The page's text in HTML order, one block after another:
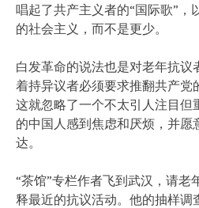
唱起了共产主义者的“国际歌”，
的社会主义，而不是更少。
白发革命的说法也是对老年抗议
着持异议者必须要求推翻共产党
这就忽略了一个不太引人注目但
的中国人感到焦虑和厌烦，并愿
达。
“茶馆”专栏作者飞到武汉，请老
释最近的抗议活动。他的抽样调